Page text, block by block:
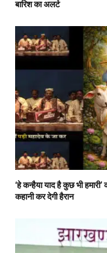
बारिश का अलर्ट
‘हे कन्हैया याद है कुछ भी
कहानी कर देगी हैरान